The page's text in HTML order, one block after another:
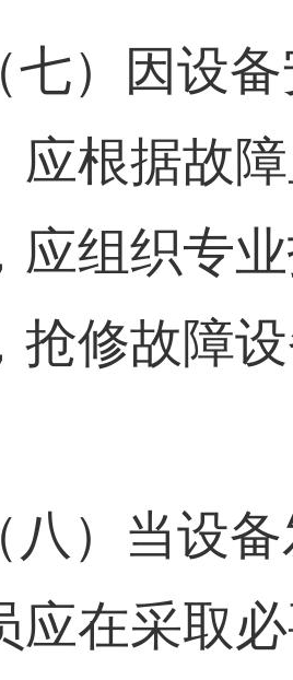
七）
因设
应根据故
应组织专
抢修故障
八） 当设
应在采取